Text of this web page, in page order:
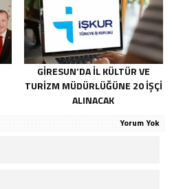
GIRESUN’DA İL KÜLTÜR VE
TURIZM MÜDÜRLÜĞÜNE 20 İŞÇI
ALINACAK
Yorum Yok